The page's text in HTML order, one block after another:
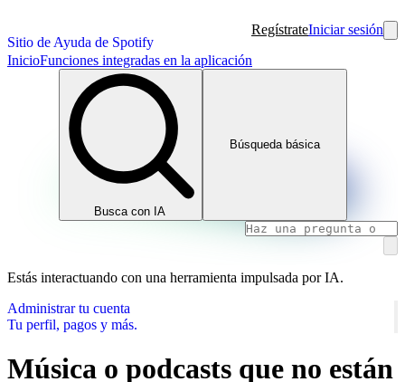
Sitio de Ayuda de Spotify
RegístrateIniciar sesión
InicioFunciones integradas en la aplicación
Busca con IA
Búsqueda básica
Estás interactuando con una herramienta impulsada por IA.
Administrar tu cuenta
Tu perfil, pagos y más.
Música o podcasts que no están